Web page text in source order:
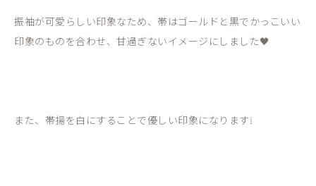
振袖が可愛らしい印象なため、帯はゴールドと黒でかっこいい
印象のものを合わせ、甘過ぎないイメージにしました🖤
また、帯揚を白にすることで優しい印象になります❕